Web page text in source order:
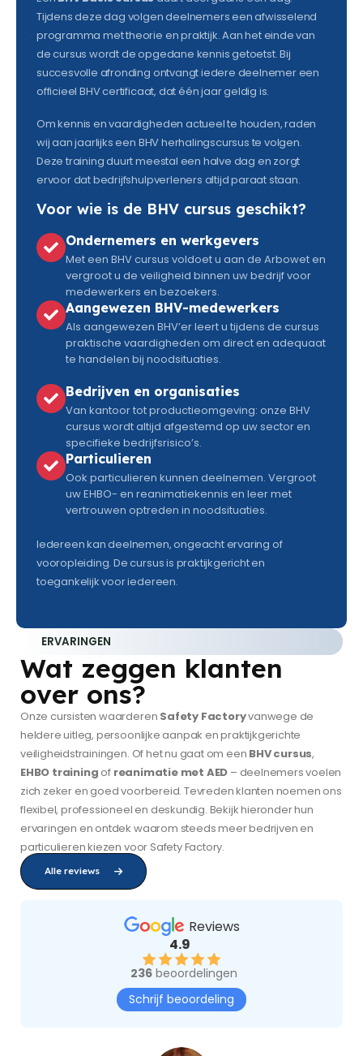
Tijdens deze dag volgen deelnemers een afwisselend
programma met theorie en praktijk. Aan het einde van
de cursus wordt de opgedane kennis getoetst. Bij
succesvolle afronding ontvangt iedere deelnemer een
officieel BHV certificaat, dat één jaar geldig is.
Om kennis en vaardigheden actueel te houden, raden
wij aan jaarlijks een BHV herhalingscursus te volgen.
Deze training duurt meestal een halve dag en zorgt
ervoor dat bedrijfshulpverleners altijd paraat staan.
Voor wie is de BHV cursus geschikt?
Ondernemers en werkgevers
Met een BHV cursus voldoet u aan de Arbowet en
vergroot u de veiligheid binnen uw bedrijf voor
medewerkers en bezoekers.
Aangewezen BHV-medewerkers
Als aangewezen BHV’er leert u tijdens de cursus
praktische vaardigheden om direct en adequaat
te handelen bij noodsituaties.
Bedrijven en organisaties
Van kantoor tot productieomgeving: onze BHV
cursus wordt altijd afgestemd op uw sector en
specifieke bedrijfsrisico’s.
Particulieren
Ook particulieren kunnen deelnemen. Vergroot
uw EHBO- en reanimatiekennis en leer met
vertrouwen optreden in noodsituaties.
Iedereen kan deelnemen, ongeacht ervaring of
vooropleiding. De cursus is praktijkgericht en
toegankelijk voor iedereen.
ERVARINGEN
Wat zeggen klanten
over ons?
Onze cursisten waarderen Safety Factoryvanwege de
heldere uitleg, persoonlijke aanpak en praktijkgerichte
veiligheidstrainingen. Of het nu gaat om een BHV cursus,
EHBO training of reanimatie met AED – deelnemers voelen
zich zeker en goed voorbereid. Tevreden klanten noemen ons
flexibel, professioneel en deskundig. Bekijk hieronder hun
ervaringen en ontdek waarom steeds meer bedrijven en
particulieren kiezen voor Safety Factory.
Alle reviews
Reviews
4.9
236beoordelingen
Schrijf beoordeling